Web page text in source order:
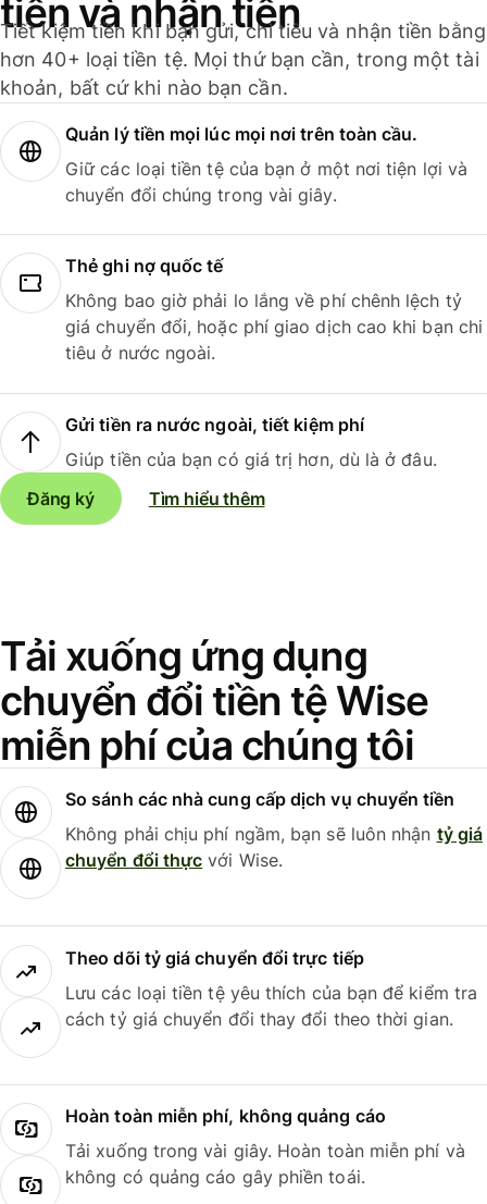
tiền và nhận tiền
Tiết kiệm tiền khi bạn gửi, chi tiêu và nhận tiền bằng
hơn 40+ loại tiền tệ. Mọi thứ bạn cần, trong một tài
khoản, bất cứ khi nào bạn cần.
Quản lý tiền mọi lúc mọi nơi trên toàn cầu.
Giữ các loại tiền tệ của bạn ở một nơi tiện lợi và
chuyển đổi chúng trong vài giây.
Thẻ ghi nợ quốc tế
Không bao giờ phải lo lắng về phí chênh lệch tỷ
giá chuyển đổi, hoặc phí giao dịch cao khi bạn chi
tiêu ở nước ngoài.
Gửi tiền ra nước ngoài, tiết kiệm phí
Giúp tiền của bạn có giá trị hơn, dù là ở đâu.
Đăng ký
Tìm hiểu thêm
Tải xuống ứng dụng
chuyển đổi tiền tệ Wise
miễn phí của chúng tôi
So sánh các nhà cung cấp dịch vụ chuyển tiền
Không phải chịu phí ngầm, bạn sẽ luôn nhận tỷ giá
chuyển đổi thực với Wise.
Theo dõi tỷ giá chuyển đổi trực tiếp
Lưu các loại tiền tệ yêu thích của bạn để kiểm tra
cách tỷ giá chuyển đổi thay đổi theo thời gian.
Hoàn toàn miễn phí, không quảng cáo
Tải xuống trong vài giây. Hoàn toàn miễn phí và
không có quảng cáo gây phiền toái.